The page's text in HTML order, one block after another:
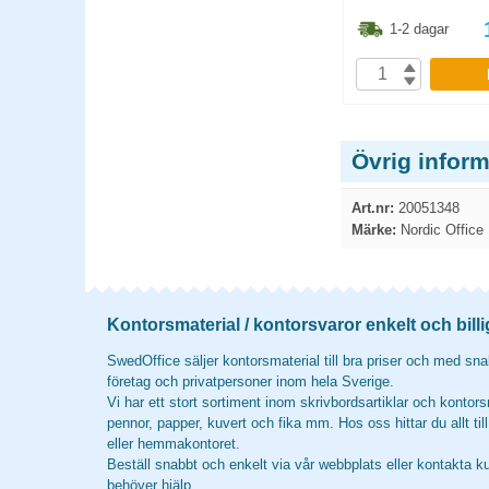
1-2 dagar
Övrig
Art.nr: 20051348
Märke: Nordic Office
Kontorsmaterial / kontorsvaror enkelt och
SwedOffice säljer kontorsmaterial till bra priser och med
företag och privatpersoner inom hela Sverige.
Vi har ett stort sortiment inom skrivbordsartiklar och
pennor, papper, kuvert och fika mm. Hos oss hittar du allt
eller hemmakontoret.
Beställ snabbt och enkelt via vår webbplats eller kontakta
behöver hjälp.